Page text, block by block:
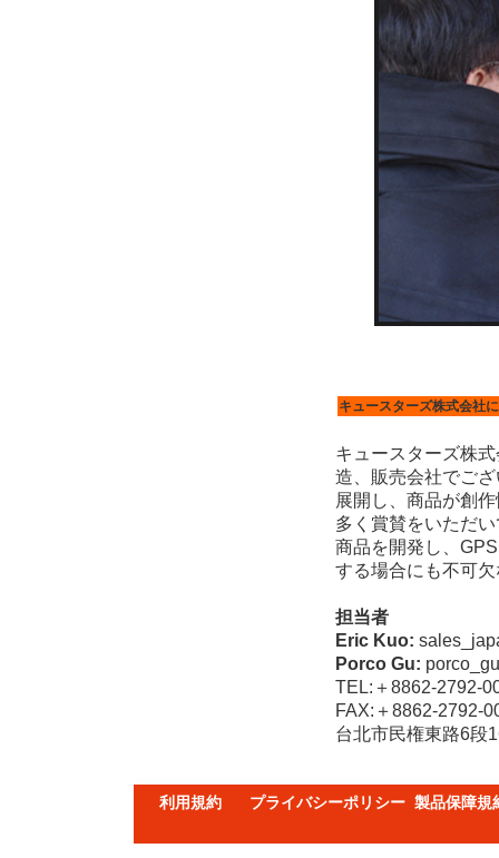
キュースターズ株式会社
キュースターズ株
造、販売会社でご
展開し、商品が創
多く賞賛をいただ
商品を開発し、
する場合にも不可
担当者
Eric Kuo:
Porco Gu:
TEL:＋8862-2792-
FAX:＋8862-2792-
台北市民権東路6段
利用規約 プライバシーポリシー 製品保障規